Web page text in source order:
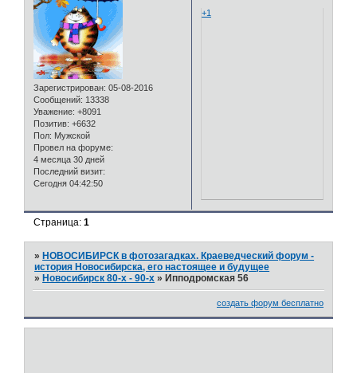
Зарегистрирован: 05-08-2016
Сообщений: 13338
Уважение: +8091
Позитив: +6632
Пол: Мужской
Провел на форуме:
4 месяца 30 дней
Последний визит:
Сегодня 04:42:50
+1
Страница:1
»НОВОСИБИРСК в фотозагадках. Краеведческий форум -
история Новосибирска, его настоящее и будущее
»Новосибирск 80-х - 90-х »Ипподромская 56
создать форум бесплатно